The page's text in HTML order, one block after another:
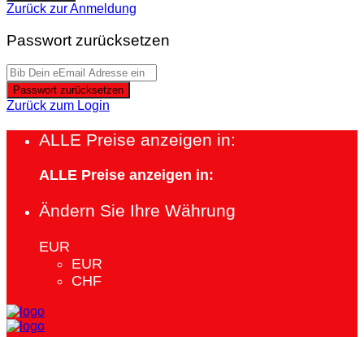
Zurück zur Anmeldung
Passwort zurücksetzen
Passwort zurücksetzen
Zurück zum Login
ALLE Preise anzeigen in:
ALLE Preise anzeigen in:
Ändern Sie Ihre Währung
EUR
EUR
CHF